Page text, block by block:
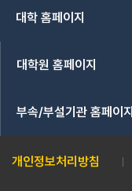
대학 홈페이지
대학원 홈페이지
부속/부설기관 홈페이지
개인정보처리방침